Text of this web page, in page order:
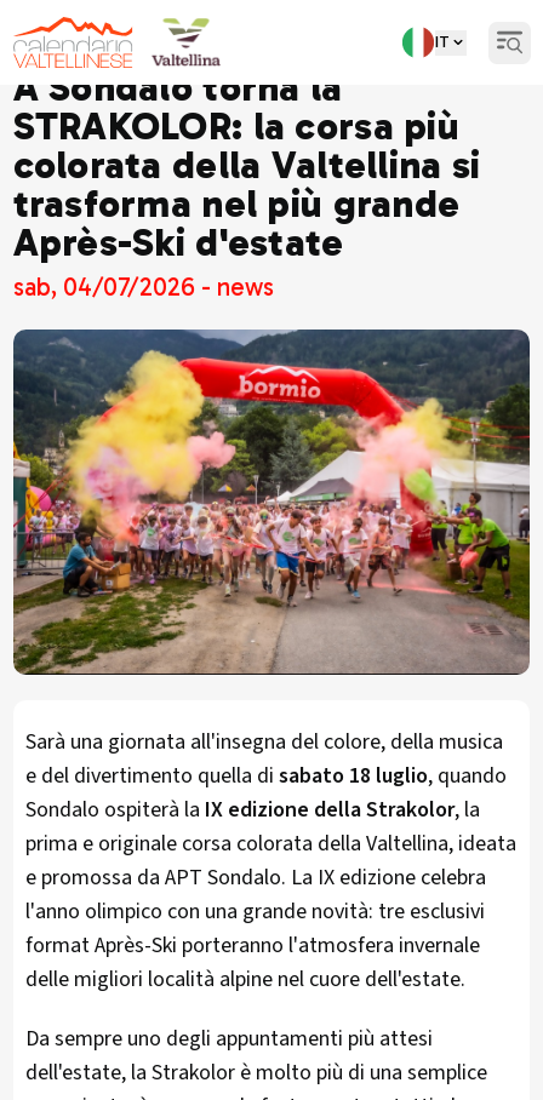
IT
A Sondalo torna la
STRAKOLOR: la corsa più
colorata della Valtellina si
trasforma nel più grande
Après-Ski d'estate
sab, 04/07/2026 - news
Sarà una giornata all'insegna del colore, della musica
e del divertimento quella di sabato 18 luglio, quando
Sondalo ospiterà la IX edizione della Strakolor, la
prima e originale corsa colorata della Valtellina, ideata
e promossa da APT Sondalo. La IX edizione celebra
l'anno olimpico con una grande novità: tre esclusivi
format Après-Ski porteranno l'atmosfera invernale
delle migliori località alpine nel cuore dell'estate.
Da sempre uno degli appuntamenti più attesi
dell'estate, la Strakolor è molto più di una semplice